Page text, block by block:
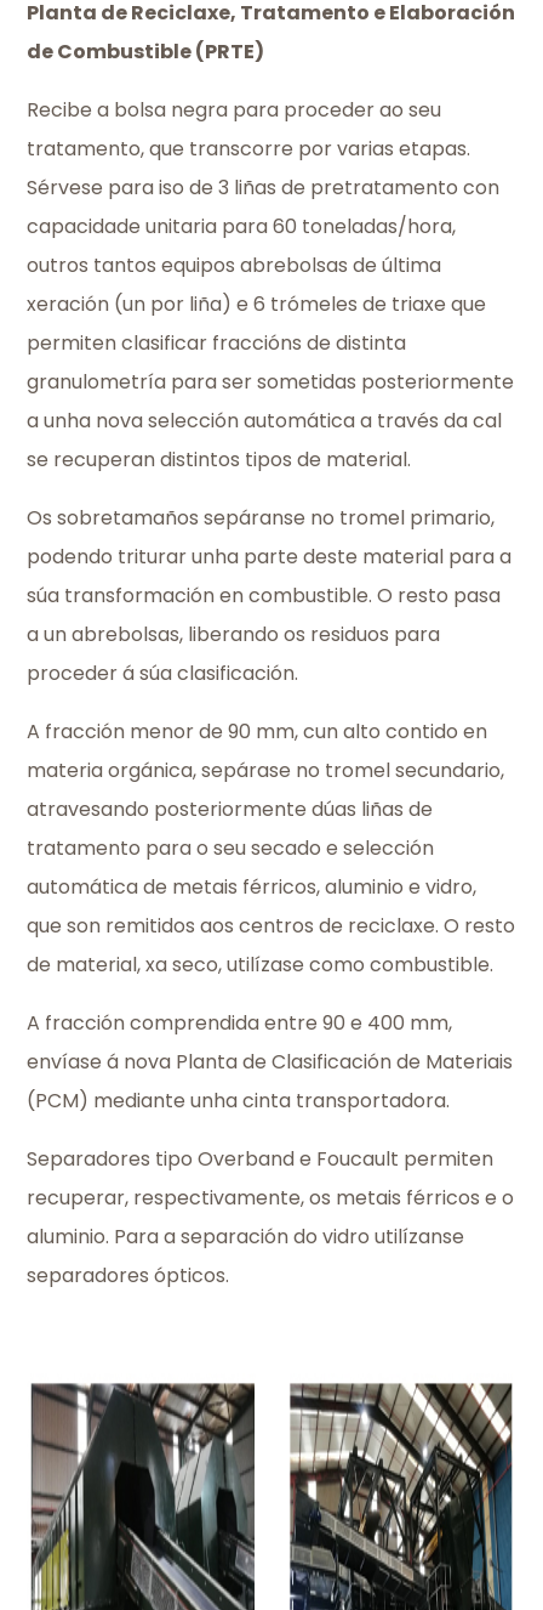
Planta de Reciclaxe, Tratamento e Elaboración
de Combustible (PRTE)
Recibe a bolsa negra para proceder ao seu
tratamento, que transcorre por varias etapas.
Sérvese para iso de 3 liñas de pretratamento con
capacidade unitaria para 60 toneladas/hora,
outros tantos equipos abrebolsas de última
xeración (un por liña) e 6 trómeles de triaxe que
permiten clasificar fraccións de distinta
granulometría para ser sometidas posteriormente
a unha nova selección automática a través da cal
se recuperan distintos tipos de material.
Os sobretamaños sepáranse no tromel primario,
podendo triturar unha parte deste material para a
súa transformación en combustible. O resto pasa
a un abrebolsas, liberando os residuos para
proceder á súa clasificación.
A fracción menor de 90 mm, cun alto contido en
materia orgánica, sepárase no tromel secundario,
atravesando posteriormente dúas liñas de
tratamento para o seu secado e selección
automática de metais férricos, aluminio e vidro,
que son remitidos aos centros de reciclaxe. O resto
de material, xa seco, utilízase como combustible.
A fracción comprendida entre 90 e 400 mm,
envíase á nova Planta de Clasificación de Materiais
(PCM) mediante unha cinta transportadora.
Separadores tipo Overband e Foucault permiten
recuperar, respectivamente, os metais férricos e o
aluminio. Para a separación do vidro utilízanse
separadores ópticos.